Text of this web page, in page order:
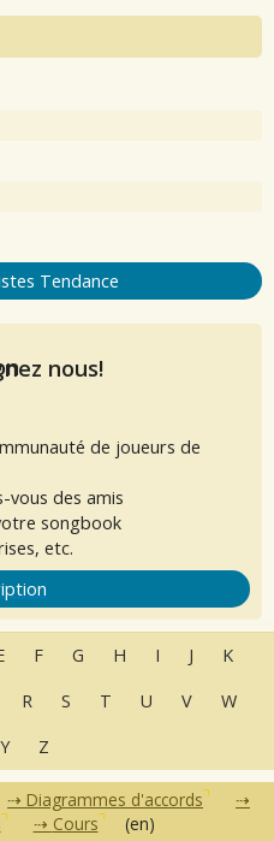
Tendance
nous!
de joueurs de
des amis
songbook
etc.
F G H I J
K
R S T U V
W
Y Z
Diagrammes d'accords
Cours (en)